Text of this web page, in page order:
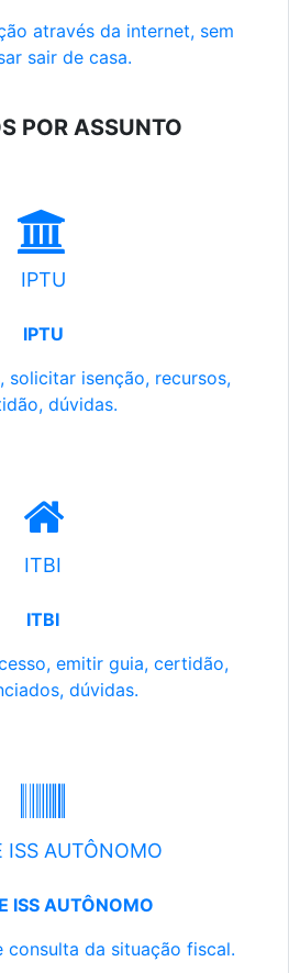
através da internet, sem
sair de casa.
POR ASSUNTO
IPTU
IPTU
solicitar isenção, recursos,
dúvidas.
ITBI
ITBI
emitir guia, certidão,
dúvidas.
ISS AUTÔNOMO
ISS AUTÔNOMO
consulta da situação fiscal.